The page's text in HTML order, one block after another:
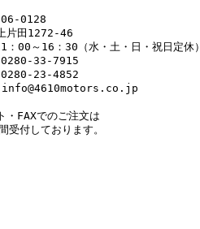
0128
片田1272-46
00～16：30（水・土・日・祝日定休）
0280-33-7915
0280-23-4852
・FAXでのご注文は
受付しております。